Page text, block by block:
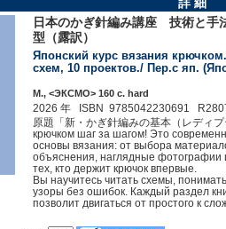
日本のかぎ針編み講座 技術と手
型（露訳）
Японский курс вязания
схем, 10 проектов./ Пер.с яп.
М., <ЭКСМО> 160 c. hard
2026 年 ISBN 9785042230691
原題「新・かぎ針編みの基本（レディ
крючком шаг за шагом! Это
основы вязания: от выбора
объяснения, наглядные
тех, кто держит крючок впервые.
Вы научитесь читать схемы,
узоры без ошибок. Каждый раздел
позволит двигаться от простого к